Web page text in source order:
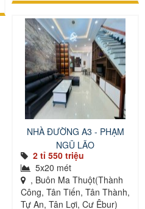
NHÀ ĐƯỜNG A3 - PHẠM
NGŨ LÃO
2 tỉ 550 triệu
5x20 mét
, Buôn Ma Thuột(Thành
Công, Tân Tiến, Tân Thành,
Tự An, Tân Lợi, Cư Êbur)